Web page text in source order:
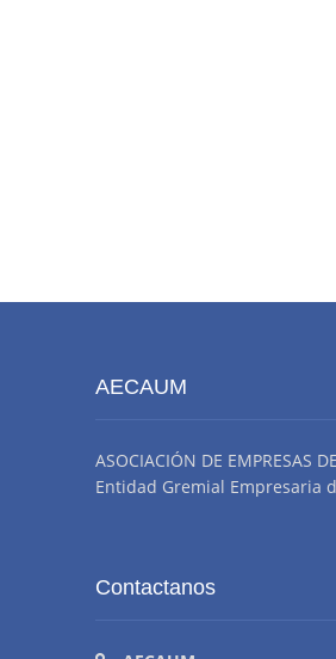
AECAUM
ASOCIACIÓN DE EMPRESAS
Entidad Gremial Empresaria
Contactanos